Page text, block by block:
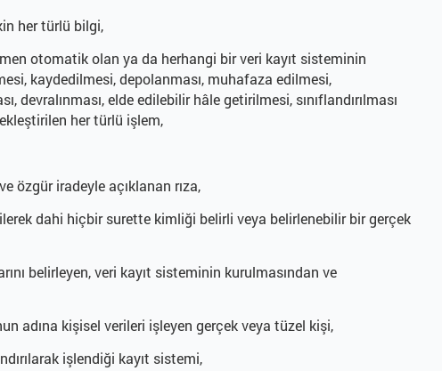
her türlü bilgi,
otomatik olan ya da herhangi bir veri kayıt sisteminin
kaydedilmesi, depolanması, muhafaza edilmesi,
devralınması, elde edilebilir hâle getirilmesi, sınıflandırılması
her türlü işlem,
özgür iradeyle açıklanan rıza,
dahi hiçbir surette kimliği belirli veya belirlenebilir bir gerçek
belirleyen, veri kayıt sisteminin kurulmasından ve
adına kişisel verileri işleyen gerçek veya tüzel kişi,
işlendiği kayıt sistemi,